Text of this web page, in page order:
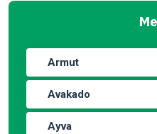
Armut
Avakado
Ayva